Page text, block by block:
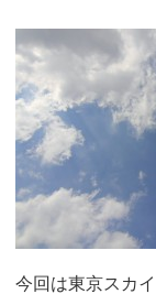
今回は東京スカ